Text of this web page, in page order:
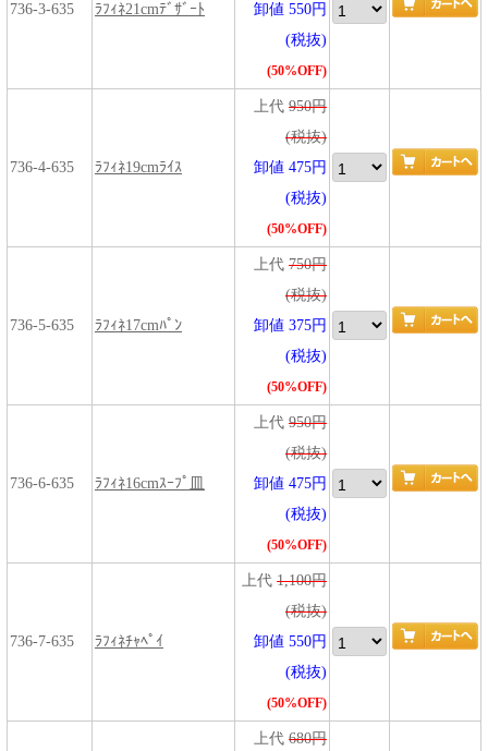
736-3-635 ﾗﾌｨﾈ21cmﾃﾞｻﾞｰﾄ
卸値 550円
(税抜)
(50%OFF)
736-4-635 ﾗﾌｨﾈ19cmﾗｲｽ
上代 950円
(税抜)
卸値 475円
(税抜)
(50%OFF)
736-5-635 ﾗﾌｨﾈ17cmﾊﾟﾝ
上代 750円
(税抜)
卸値 375円
(税抜)
(50%OFF)
736-6-635 ﾗﾌｨﾈ16cmｽｰﾌﾟ皿
上代 950円
(税抜)
卸値 475円
(税抜)
(50%OFF)
736-7-635 ﾗﾌｨﾈﾁｬﾍﾟｲ
上代 1,100円
(税抜)
卸値 550円
(税抜)
(50%OFF)
上代 680円